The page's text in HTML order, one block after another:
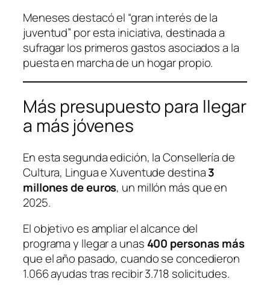
Meneses destacó el “gran interés de la
juventud” por esta iniciativa, destinada a
sufragar los primeros gastos asociados a la
puesta en marcha de un hogar propio.
Más presupuesto para llegar
a más jóvenes
En esta segunda edición, la Consellería de
Cultura, Lingua e Xuventude destina3
millones de euros, un millón más que en
2025.
El objetivo es ampliar el alcance del
programa y llegar a unas 400 personas más
que el año pasado, cuando se concedieron
1.066 ayudas tras recibir 3.718 solicitudes.